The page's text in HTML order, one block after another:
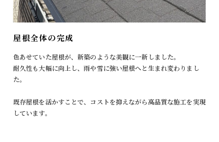
屋根全体の完成
色あせていた屋根が、新築のような美観に一新しました。
耐久性も大幅に向上し、雨や雪に強い屋根へと生まれ変わりまし
た。
既存屋根を活かすことで、コストを抑えながら高品質な施工を実現
しています。